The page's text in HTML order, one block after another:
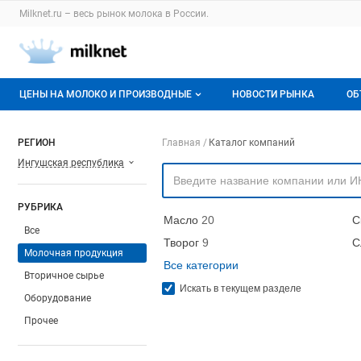
Раздел навигации по сайту milknet.ru
Milknet.ru – весь рынок молока в России.
Авторизация и меню пользователя
Навигация по разделам сайта milknet.ru
ЦЕНЫ НА МОЛОКО И ПРОИЗВОДНЫЕ
О мониторингах
Актуальные мониторинги
Динамика цен
Отзывы
НОВОСТИ РЫНКА
РЕГИОН
Ингушская республика
РУБРИКА
Все
Молочная продукция
Вторичное сырье
Оборудование
Прочее
Навигация по
Главная Каталог компаний
Масло 20
Творог 9
Все категории
Искать в текущем разделе